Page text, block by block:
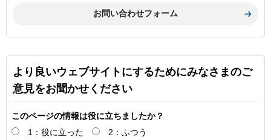
より良いウェブサイトにするためにみなさまのご
意見をお聞かせください
このページの情報は役に立ちましたか？
1：役に立った
2：ふつう